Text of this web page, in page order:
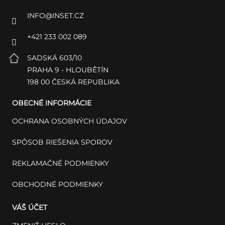
INFO@INSET.CZ
+421 233 002 089
SADSKÁ 603/10
PRAHA 9 - HLOUBĚTÍN
198 00 ČESKÁ REPUBLIKA
OBECNÉ INFORMÁCIE
OCHRANA OSOBNÝCH ÚDAJOV
SPÔSOB RIEŠENIA SPOROV
REKLAMAČNÉ PODMIENKY
OBCHODNÉ PODMIENKY
VÁŠ ÚČET